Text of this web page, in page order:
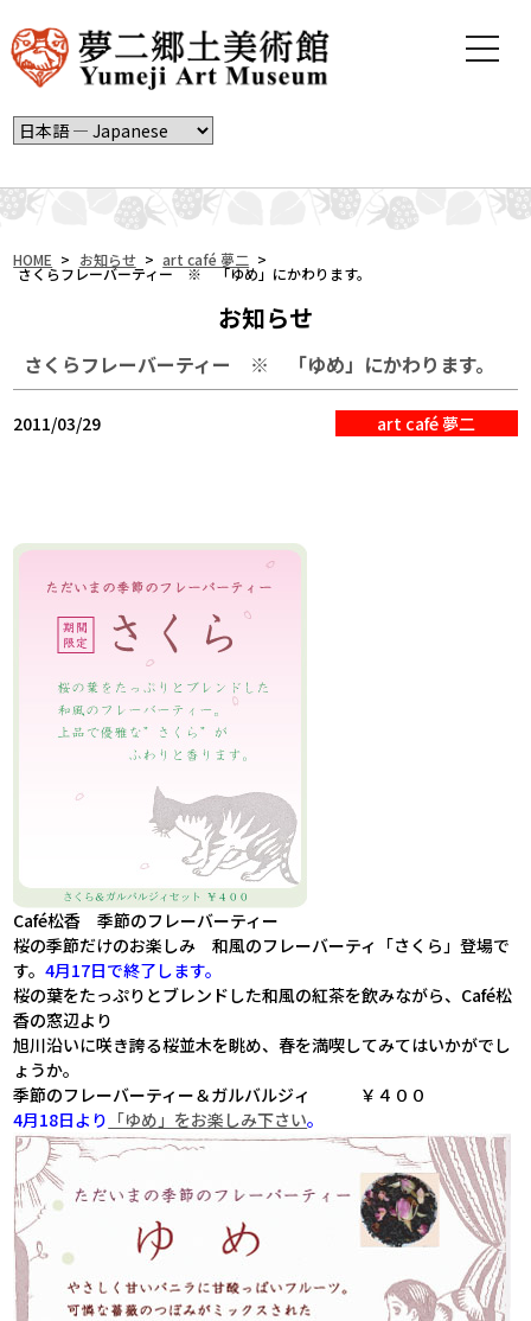
t
n
o
HOME > お知らせ > art café 夢二 >
さくらフレーバーティー ※ 「ゆめ」にかわります。
お知らせ
さくらフレーバーティー ※ 「ゆめ」にかわります。
2011/03/29 art café 夢二
Café松香 季節のフレーバーティー
桜の季節だけのお楽しみ 和風のフレーバーティ「さくら」登場で
す。4月17日で終了します。
桜の葉をたっぷりとブレンドした和風の紅茶を飲みながら、Café松
香の窓辺より
旭川沿いに咲き誇る桜並木を眺め、春を満喫してみてはいかがでし
ょうか。
季節のフレーバーティー＆ガルバルジィ ￥４００
4月18日より 「ゆめ」をお楽しみ下さい。